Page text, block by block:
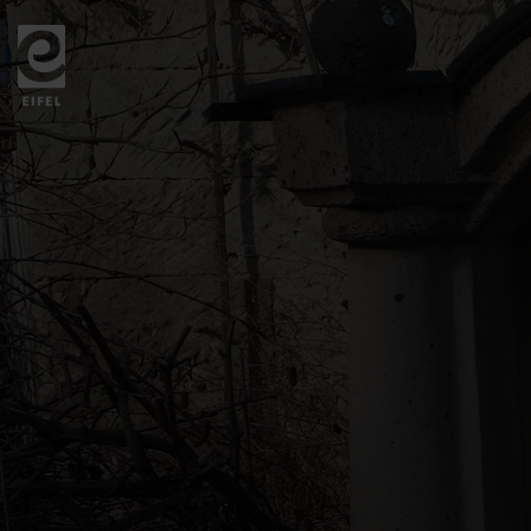
Zurück
zur
Startseite